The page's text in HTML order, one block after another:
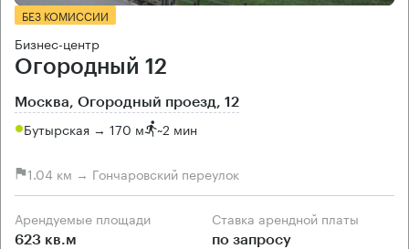
БЕЗ КОМИССИИ
Бизнес-центр
Огородный 12
Москва, Огородный проезд, 12
Бутырская → 170 м ~2 мин
1.04 км → Гончаровский переулок
Арендуемые площади
623 кв.м
Ставка арендной платы
по запросу